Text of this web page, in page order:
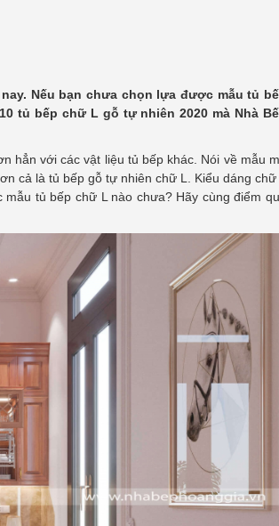
Nếu bạn chưa chọn lựa được mẫu tủ
tủ bếp chữ L gỗ tự nhiên 2020 mà Nhà
hẳn với các vật liệu tủ bếp khác. Nói về mẫu
cả là tủ bếp gỗ tự nhiên chữ L. Kiểu dáng chữ
tủ bếp chữ L nào chưa? Hãy cùng điểm